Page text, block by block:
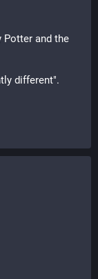
Potter and the
different".